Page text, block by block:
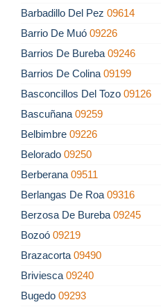
Barbadillo Del Pez 09614
Barrio De Muó 09226
Barrios De Bureba 09246
Barrios De Colina 09199
Basconcillos Del Tozo 09126
Bascuñana 09259
Belbimbre 09226
Belorado 09250
Berberana 09511
Berlangas De Roa 09316
Berzosa De Bureba 09245
Bozoó 09219
Brazacorta 09490
Briviesca 09240
Bugedo 09293